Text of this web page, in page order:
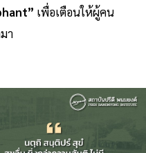
เพื่อเตือนให้ผู้คน
า